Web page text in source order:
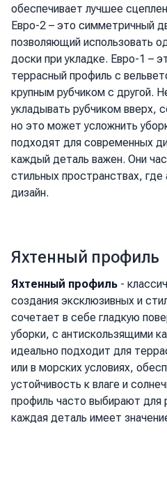
обеспечивает лучшее
Евро-2 – это симметричный
позволяющий использовать
доски при укладке. Евро-1 –
террасный профиль с
крупным рубчиком с другой.
укладывать рубчиком вверх,
но это может усложнить
подходят для современных
каждый деталь важен. Они
стильных пространствах,
дизайн.
Яхтенный профиль
Яхтенный профиль -
создания эксклюзивных и
сочетает в себе гладкую
уборки, с антискользящими
идеально подходит для
или в морских условиях,
устойчивость к влаге и
профиль часто выбирают
каждая деталь имеет